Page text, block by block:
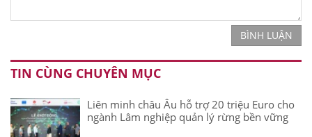
BÌNH LUẬN
TIN CÙNG CHUYÊN MỤC
Liên minh châu Âu hỗ trợ 20 triệu Euro cho
ngành Lâm nghiệp quản lý rừng bền vững